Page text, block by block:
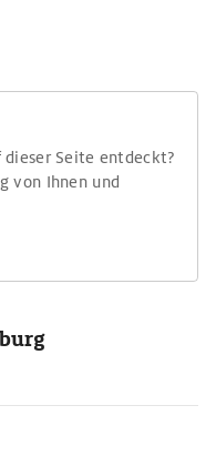
Seite entdeckt?
von Ihnen und